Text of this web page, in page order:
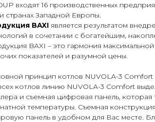
входят 16 производственных
странах Западной Европы.
BAXI является результатом
в сочетании с богатейшим,
BAXI – это гармония
показателей и разумной цены.
принцип котлов NUVOLA-3 Comfort -
котлов линию NUVOLA-3 Comfort
и съемная цифровая панель, которая
температуры. Съемная
панель в удобном для Вас месте.